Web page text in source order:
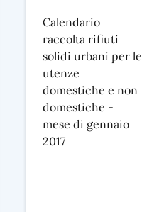
Calendario
raccolta rifiuti
solidi urbani per le
utenze
domestiche e non
domestiche -
mese di gennaio
2017